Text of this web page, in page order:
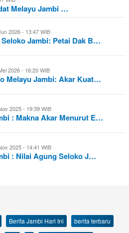
Melayu Jambi …
2026 - 13:47 WIB
Jambi: Petai Dak B…
2026 - 16:20 WIB
Melayu Jambi: Akar Kuat…
2025 - 19:39 WIB
: Makna Akar Menurut E…
2025 - 14:41 WIB
: Nilai Agung Seloko J…
Berita Jambi Hari Ini
berita terbaru